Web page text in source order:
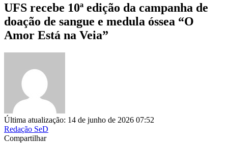
UFS recebe 10ª edição da campanha de
doação de sangue e medula óssea “O
Amor Está na Veia”
Última atualização: 14 de junho de 2026 07:52
Redação SeD
Compartilhar